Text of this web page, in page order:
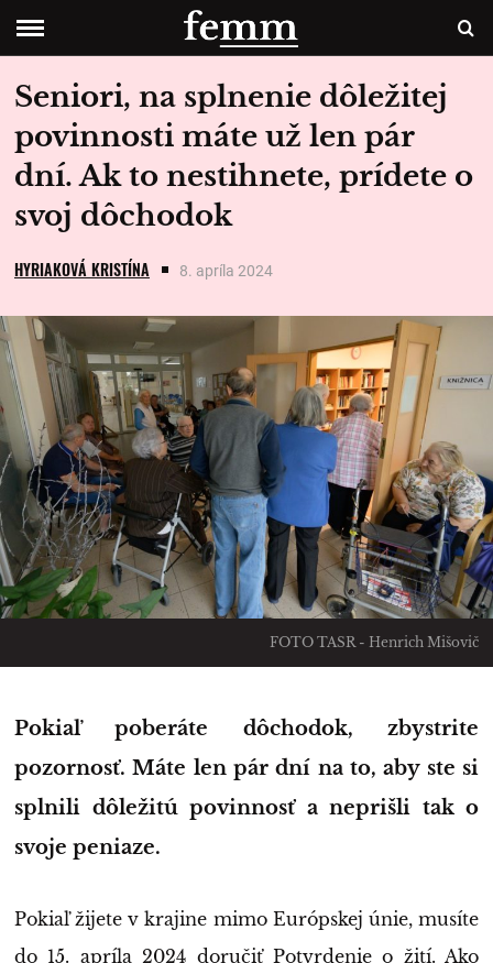
Seniori, na splnenie dôležitej
povinnosti máte už len pár
dní. Ak to nestihnete, prídete o
svoj dôchodok
HYRIAKOVÁ KRISTÍNA 8. apríla 2024
FOTO TASR - Henrich Mišovič
Pokiaľ poberáte dôchodok, zbystrite
pozornosť. Máte len pár dní na to, aby ste si
splnili dôležitú povinnosť a neprišli tak o
svoje peniaze.
Pokiaľ žijete v krajine mimo Európskej únie, musíte
do 15. apríla 2024 doručiť Potvrdenie o žití. Ako